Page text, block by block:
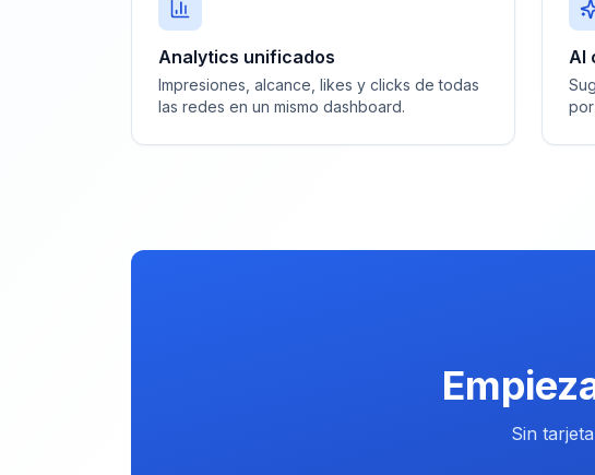
Analytics unificados
Impresiones, alcance, likes y clicks de todas
las redes en un mismo dashboard.
AI
Sin